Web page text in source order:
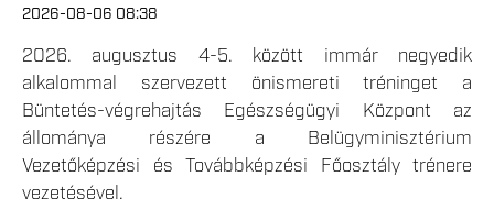
2026-08-06 08:38
2026. augusztus 4-5. között immár negyedik
alkalommal szervezett önismereti tréninget a
Büntetés-végrehajtás Egészségügyi Központ az
állománya részére a Belügyminisztérium
Vezetőképzési és Továbbképzési Főosztály trénere
vezetésével.